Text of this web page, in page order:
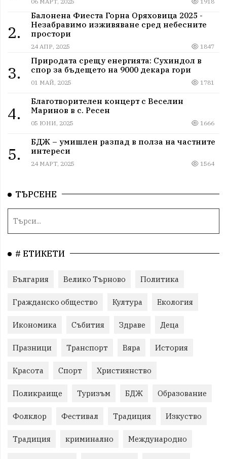
2.
Балонена Фиеста Горна Оряховица 2025 -
Незабравимо изживяване сред небесните
простори
24 АПР, 2025 1847
3.
Природата срещу енергията: Сухиндол в
спор за бъдещето на 9000 декара гори
01 МАЙ, 2025 1781
4.
Благотворителен концерт с Веселин
Маринов в с. Ресен
05 ЮНИ, 2025 1666
5.
БДЖ – умишлен разпад в полза на частните
интереси
24 МАРТ, 2025 1564
ТЪРСЕНЕ
# ЕТИКЕТИ
България Велико Търново Политика
Гражданско общество Култура Екология
Икономика Събития Здраве Деца
Празници Транспорт Вяра История
Красота Спорт Християнство
Поликраище Туризъм БДЖ Образование
Фолклор Фестивал Традиция Изкуство
Традиция криминално Международно